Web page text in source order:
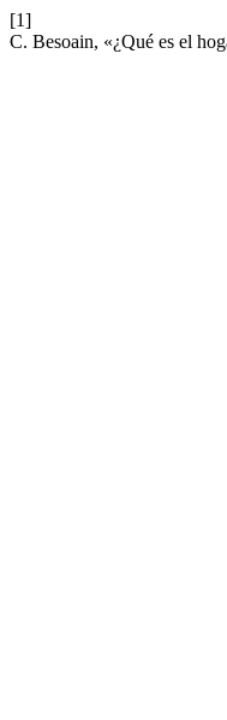
[1]
C. Besoain, «¿Qué es el